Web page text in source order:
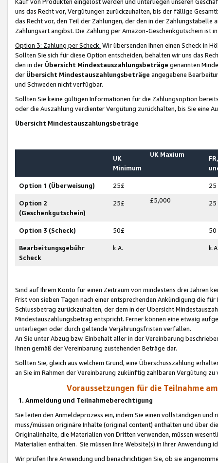
uns das Recht vor, Vergütungen zurückzuhalten, bis der fällige
das Recht vor, den Teil der Zahlungen, der den in der
Zahlungsart angibst. Die Zahlung per Amazon-Geschenkgutschein ist
Option 3: Zahlung per Scheck. Wir übersenden Ihnen einen Scheck in
Sollten Sie sich für diese Option entscheiden, behalten wir uns das
den in der Übersicht Mindestauszahlungsbeträge genannten
der Übersicht Mindestauszahlungsbeträge angegebene
und Schweden nicht verfügbar.
Sollten Sie keine gültigen Informationen für die Zahlungsoption
oder die Auszahlung verdienter Vergütung zurückhalten, bis Sie
Übersicht Mindestauszahlungsbeträge
UK
Minimum
UK Maxium
Option 1 (Überweisung) 25£ 25
Option 2
(Geschenkgutschein)
25£ £5,000 25
Option 3 (Scheck) 50£ 50
Bearbeitungsgebühr
Scheck
k.A.
Sind auf Ihrem Konto für einen Zeitraum von mindestens drei Jahren
Frist von sieben Tagen nach einer entsprechenden Ankündigung die
Schlussbetrag zurückzuhalten, der dem in der Übersicht
Mindestauszahlungsbetrag entspricht. Ferner können eine etwaig
unterliegen oder durch geltende Verjährungsfristen verfallen.
An Sie unter Abzug bzw. Einbehalt aller in der Vereinbarung
Ihnen gemäß der Vereinbarung zustehenden Beträge dar.
Sollten Sie, gleich aus welchem Grund, eine Überschusszahlung
an Sie im Rahmen der Vereinbarung zukünftig zahlbaren Vergütung zu
Voraussetzungen für die Teilnahme
1. Anmeldung und Teilnahmeberechtigung
Sie leiten den Anmeldeprozess ein, indem Sie einen vollständigen
muss/müssen originäre Inhalte (original content) enthalten und über
Originalinhalte, die Materialien von Dritten verwenden, müssen
Materialien enthalten. Sie müssen Ihre Website(s) in Ihrer Anwendung
Wir prüfen Ihre Anwendung und benachrichtigen Sie, ob sie